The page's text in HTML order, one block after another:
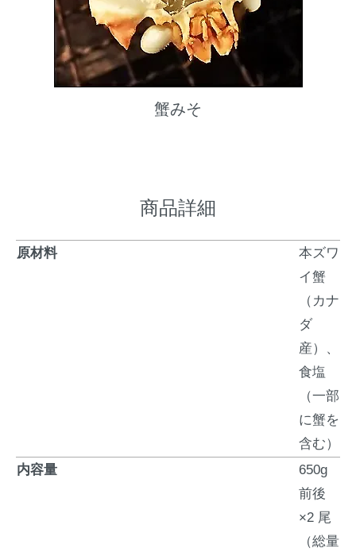
蟹みそ
商品詳細
原材料
本ズワ
イ蟹
（カナ
ダ
産）、
食塩
（一部
に蟹を
含む）
内容量
650g
前後
×2 尾
（総量